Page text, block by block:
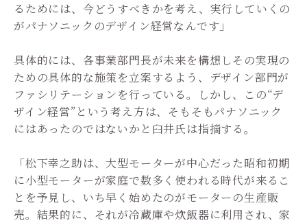
るためには、今どうすべきかを考え、実行していくの
がパナソニックのデザイン経営なんです」
具体的には、各事業部門長が未来を構想しその実現の
ための具体的な施策を立案するよう、デザイン部門が
ファシリテーションを行っている。しかし、この“デ
ザイン経営”という考え方は、そもそもパナソニック
にはあったのではないかと臼井氏は指摘する。
「松下幸之助は、大型モーターが中心だった昭和初期
に小型モーターが家庭で数多く使われる時代が来るこ
とを予見し、いち早く始めたのがモーターの生産販
売。 結果的に、それが冷蔵庫や炊飯器に利用され、家